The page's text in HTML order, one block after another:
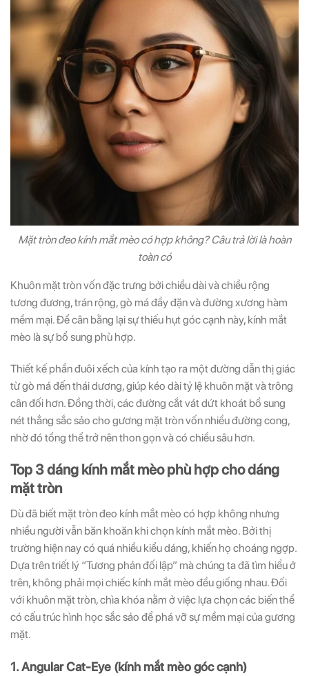
Mặt tròn đeo kính mắt mèo có hợp không? Câu trả lời là hoàn
toàn có
Khuôn mặt tròn vốn đặc trưng bởi chiều dài và chiều rộng
tương đương, trán rộng, gò má đầy đặn và đường xương hàm
mềm mại. Để cân bằng lại sự thiếu hụt góc cạnh này, kính mắt
mèo là sự bổ sung phù hợp.
Thiết kế phần đuôi xếch của kính tạo ra một đường dẫn thị giác
từ gò má đến thái dương, giúp kéo dài tỷ lệ khuôn mặt và trông
cân đối hơn. Đồng thời, các đường cắt vát dứt khoát bổ sung
nét thẳng sắc sảo cho gương mặt tròn vốn nhiều đường cong,
nhờ đó tổng thể trở nên thon gọn và có chiều sâu hơn.
Top 3 dáng kính mắt mèo phù hợp cho dáng
mặt tròn
Dù đã biết mặt tròn đeo kính mắt mèo có hợp không nhưng
nhiều người vẫn băn khoăn khi chọn kính mắt mèo. Bởi thị
trường hiện nay có quá nhiều kiểu dáng, khiến họ choáng ngợp.
Dựa trên triết lý “Tương phản đối lập” mà chúng ta đã tìm hiểu ở
trên, không phải mọi chiếc kính mắt mèo đều giống nhau. Đối
với khuôn mặt tròn, chìa khóa nằm ở việc lựa chọn các biến thể
có cấu trúc hình học sắc sảo để phá vỡ sự mềm mại của gương
mặt.
1. Angular Cat-Eye (kính mắt mèo góc cạnh)